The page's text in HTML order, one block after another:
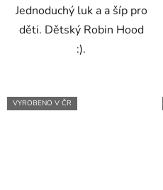
Jednoduchý luk a a šíp pro
děti. Dětský Robin Hood
:).
VYROBENO V ČR